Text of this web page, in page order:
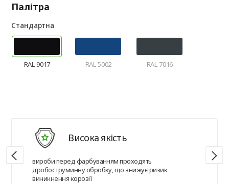
Палітра
Стандартна
RAL 9017 RAL 5002 RAL 7016
Висока якість
вироби перед фарбуванням проходять
дробоструминну обробку, що знижує ризик
виникнення корозії